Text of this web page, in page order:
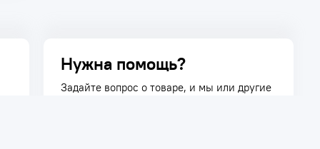
Нужна помощь?
Задайте вопрос о товаре, и мы или другие